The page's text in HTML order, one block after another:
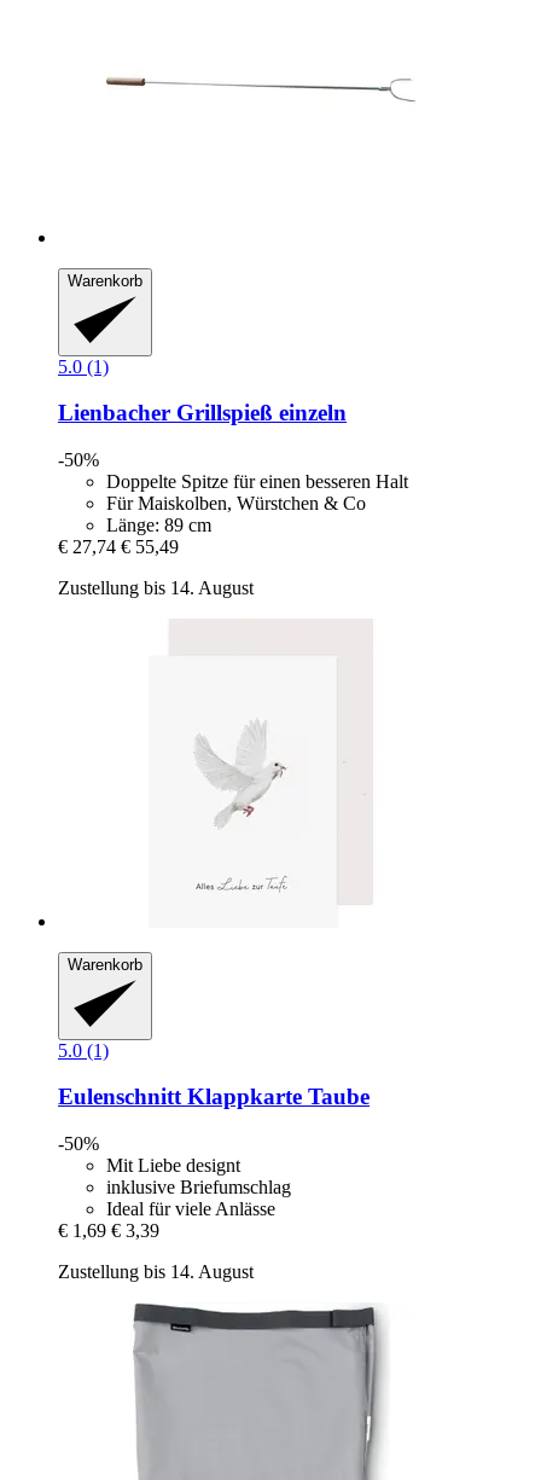
Warenkorb
5.0 (1)
Lienbacher Grillspieß einzeln
-50%
Doppelte Spitze für einen besseren Halt
Für Maiskolben, Würstchen & Co
Länge: 89 cm
€ 27,74 € 55,49
Zustellung bis 14. August
Warenkorb
5.0 (1)
EulenschnittKlappkarte Taube
-50%
Mit Liebe designt
inklusive Briefumschlag
Ideal für viele Anlässe
€ 1,69 € 3,39
Zustellung bis 14. August